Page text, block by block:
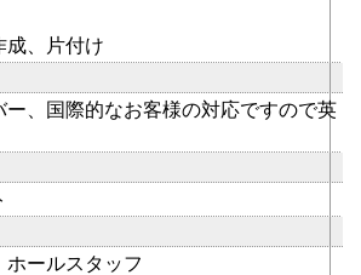
成、片付け
ー、国際的なお客様の対応ですので英
ホールスタッフ